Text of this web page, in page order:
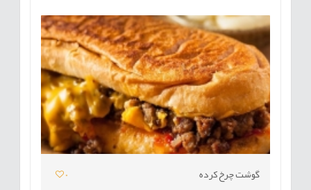
گوشت چرخ کرده 0